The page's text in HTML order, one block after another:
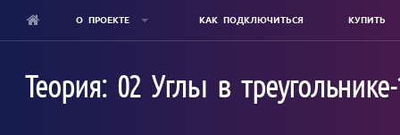
content
О ПРОЕКТЕ КАК ПОДКЛЮЧИТЬСЯ КУПИТЬ
Теория: 02 Углы в